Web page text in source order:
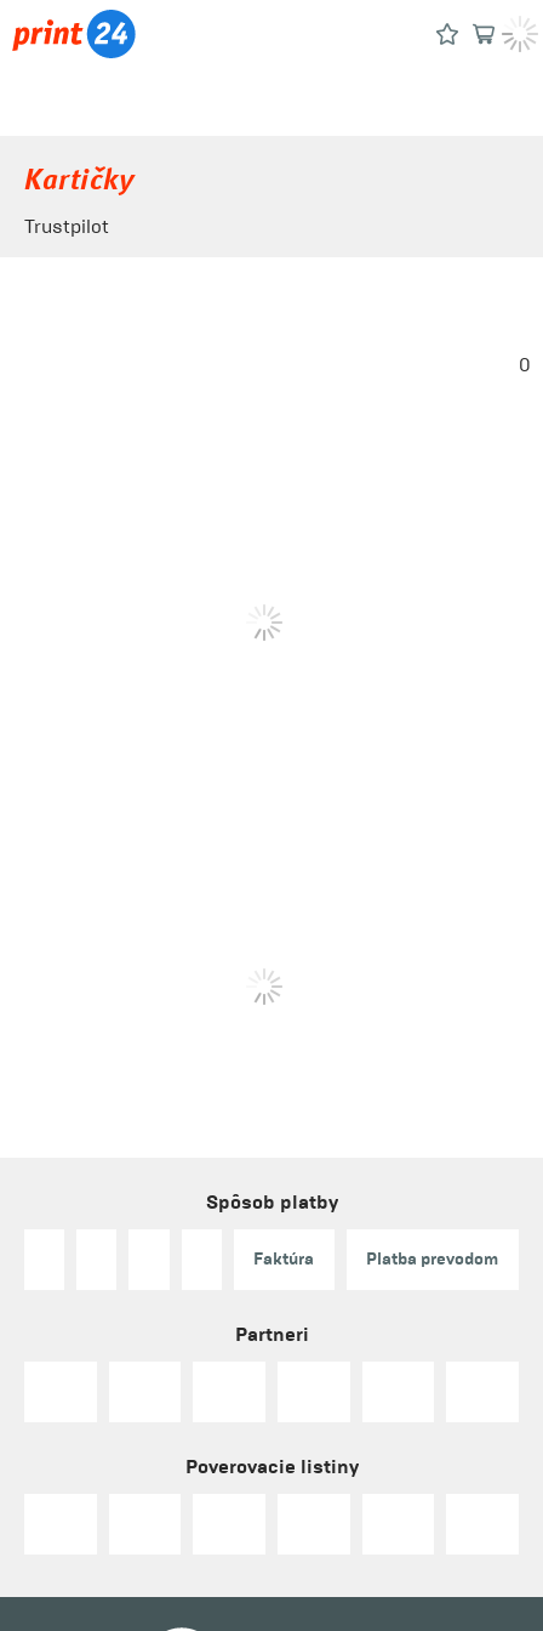
Kartičky
Trustpilot
0
Spôsob platby
Faktúra Platba prevodom
Partneri
Poverovacie listiny